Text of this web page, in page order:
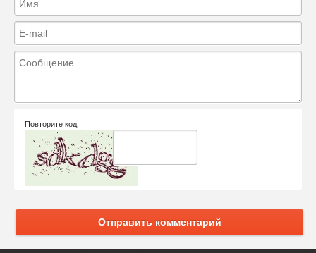
Повторите код:
Отправить комментарий